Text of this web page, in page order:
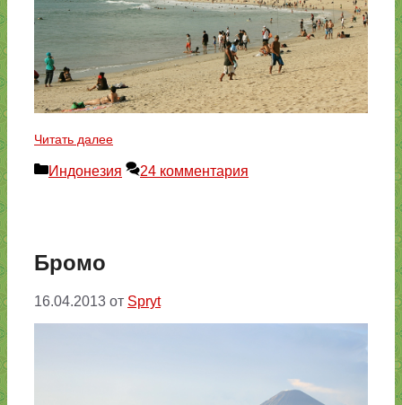
Читать далее
Рубрики
Индонезия 24 комментария
Бромо
16.04.2013 от Spryt